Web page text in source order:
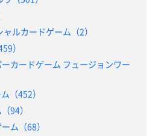
ルカードゲーム（2）
）
カードゲーム フュージョンワー
（452）
94）
ム（68）